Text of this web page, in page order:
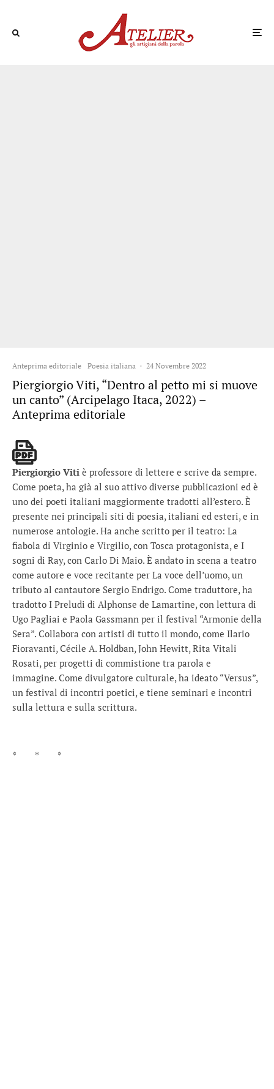
Anteprima editoriale Poesia italiana · 24 Novembre 2022
Piergiorgio Viti, “Dentro al petto mi si muove
un canto” (Arcipelago Itaca, 2022) –
Anteprima editoriale
Piergiorgio Viti è professore di lettere e scrive da sempre.
Come poeta, ha già al suo attivo diverse pubblicazioni ed è
uno dei poeti italiani maggiormente tradotti all’estero. È
presente nei principali siti di poesia, italiani ed esteri, e in
numerose antologie. Ha anche scritto per il teatro: La
fiabola di Virginio e Virgilio, con Tosca protagonista, e I
sogni di Ray, con Carlo Di Maio. È andato in scena a teatro
come autore e voce recitante per La voce dell’uomo, un
tributo al cantautore Sergio Endrigo. Come traduttore, ha
tradotto I Preludi di Alphonse de Lamartine, con lettura di
Ugo Pagliai e Paola Gassmann per il festival “Armonie della
Sera”. Collabora con artisti di tutto il mondo, come Ilario
Fioravanti, Cécile A. Holdban, John Hewitt, Rita Vitali
Rosati, per progetti di commistione tra parola e
immagine. Come divulgatore culturale, ha ideato “Versus”,
un festival di incontri poetici, e tiene seminari e incontri
sulla lettura e sulla scrittura.
* * *